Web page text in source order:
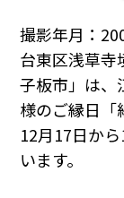
撮影年月：
台東区浅草寺
子板市」は、
様のご縁日「
12月17日か
います。